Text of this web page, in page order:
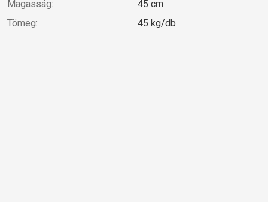
Magasság:
45 cm
Tömeg:
45 kg/db